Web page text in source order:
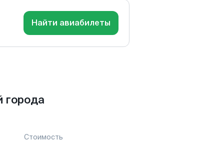
Найти авиабилеты
Стоимость